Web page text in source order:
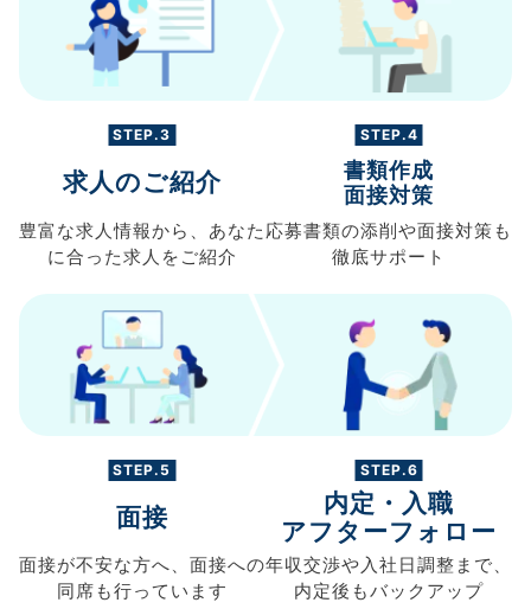
STEP.3
求人のご紹介
豊富な求人情報から、 あなた
に合った求人を ご紹介
STEP.4
書類作成
面接対策
応募書類の添削や面接対策も
徹底サポート
STEP.5
面接
面接が不安な方へ、 面接への
同席も行っています
STEP.6
内定・入職
アフターフォロー
年収交渉や入社日調整まで、
内定後もバックアップ